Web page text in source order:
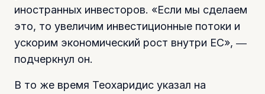
иностранных инвесторов. «Если мы сделаем
это, то увеличим инвестиционные потоки и
ускорим экономический рост внутри ЕС», ―
подчеркнул он.
В то же время Теохаридис указал на